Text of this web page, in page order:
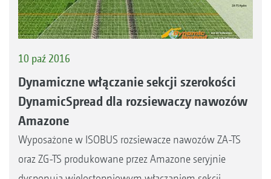
10 paź 2016
Dynamiczne włączanie sekcji szerokości
DynamicSpread dla rozsiewaczy nawozów
Amazone
Wyposażone w ISOBUS rozsiewacze nawozów ZA-TS
oraz ZG-TS produkowane przez Amazone seryjnie